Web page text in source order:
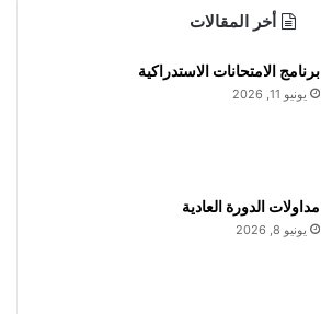
أخر المقالات
برنامج الامتحانات الاستدراكية
يونيو 11, 2026
مداولات الدورة العادية
يونيو 8, 2026